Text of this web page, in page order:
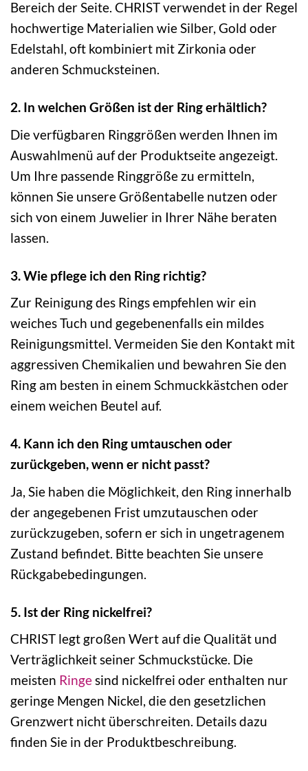
Bereich der Seite. CHRIST verwendet in der Regel
hochwertige Materialien wie Silber, Gold oder
Edelstahl, oft kombiniert mit Zirkonia oder
anderen Schmucksteinen.
2. In welchen Größen ist der Ring erhältlich?
Die verfügbaren Ringgrößen werden Ihnen im
Auswahlmenü auf der Produktseite angezeigt.
Um Ihre passende Ringgröße zu ermitteln,
können Sie unsere Größentabelle nutzen oder
sich von einem Juwelier in Ihrer Nähe beraten
lassen.
3. Wie pflege ich den Ring richtig?
Zur Reinigung des Rings empfehlen wir ein
weiches Tuch und gegebenenfalls ein mildes
Reinigungsmittel. Vermeiden Sie den Kontakt mit
aggressiven Chemikalien und bewahren Sie den
Ring am besten in einem Schmuckkästchen oder
einem weichen Beutel auf.
4. Kann ich den Ring umtauschen oder
zurückgeben, wenn er nicht passt?
Ja, Sie haben die Möglichkeit, den Ring innerhalb
der angegebenen Frist umzutauschen oder
zurückzugeben, sofern er sich in ungetragenem
Zustand befindet. Bitte beachten Sie unsere
Rückgabebedingungen.
5. Ist der Ring nickelfrei?
CHRIST legt großen Wert auf die Qualität und
Verträglichkeit seiner Schmuckstücke. Die
meisten Ringesind nickelfrei oder enthalten nur
geringe Mengen Nickel, die den gesetzlichen
Grenzwert nicht überschreiten. Details dazu
finden Sie in der Produktbeschreibung.